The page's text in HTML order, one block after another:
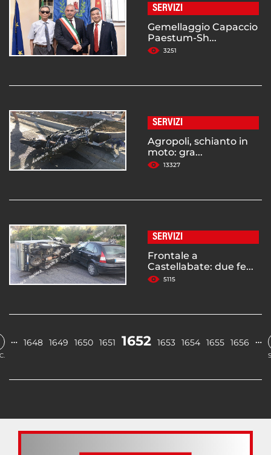
SERVIZI
Gemellaggio Capaccio
Paestum-Sh...
3251
SERVIZI
Agropoli, schianto in
moto: gra...
13327
SERVIZI
Frontale a
Castellabate: due fe...
5115
… 1648 1649 1650 1651 1652 1653 1654 1655 1656 …